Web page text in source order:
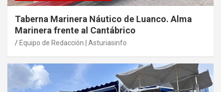
Taberna Marinera Náutico de Luanco. Alma
Marinera frente al Cantábrico
Equipo de Redacción | Asturiasinfo